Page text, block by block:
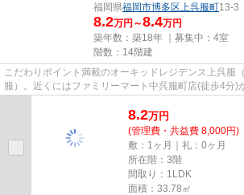
福岡県福岡市博多区 上呉服町13-3
8.2万円～8.4万円
築年数：築18年 ｜募集中： 4室
階数：14階建
こだわりポイント満載のオーキッドレジデンス上呉服
服）。近くにはファミリーマート中呉服町店(徒歩4分)
に便利です。共用部には敷地内...
8.2万円
(管理費・共益費 8,000円)
敷：1ヶ月｜礼：0ヶ月
所在階：3階
間取り：1LDK
面積：33.78㎡